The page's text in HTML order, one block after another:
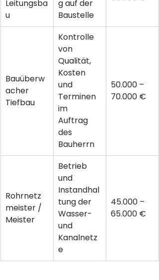
Leitungsba
u
g auf der
Baustelle
Bauüberw
acher
Tiefbau
Kontrolle
von
Qualität,
Kosten
und
Terminen
im
Auftrag
des
Bauherrn
50.000 –
70.000 €
Rohrnetz
meister /
Meister
Betrieb
und
Instandhal
tung der
Wasser-
und
Kanalnetz
e
45.000 –
65.000 €